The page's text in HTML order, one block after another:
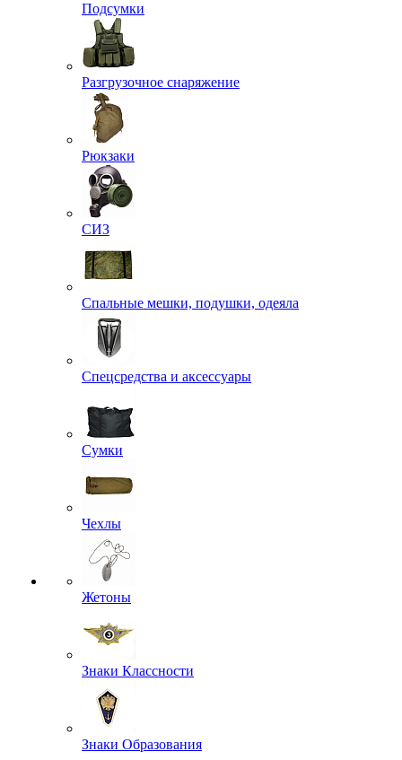
Подсумки
Разгрузочное снаряжение
Рюкзаки
СИЗ
Спальные мешки, подушки, одеяла
Спецсредства и аксессуары
Сумки
Чехлы
Жетоны
Знаки Классности
Знаки Образования